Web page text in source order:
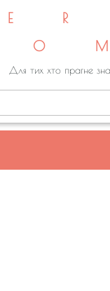
Для тих хто прагне